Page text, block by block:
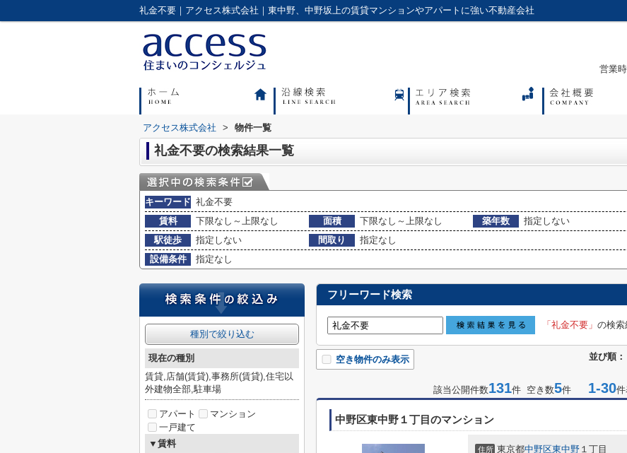
礼金不要｜アクセス株式会社｜東中野、中野坂上の賃貸マンションやアパートに強い不動産会社
営業
アクセス株式会社 > 物件一覧
礼金不要の検索結果一覧
キーワード 礼金不要
賃料
下限なし～上限なし 面積 下限なし～上限なし 築年数
指定しない
駅徒歩
指定しない 間取り
指定なし
設備条件
指定なし
フリーワード検索
「礼金不要」 の検索
並び順：
空き物件のみ表示
該当公開件数131件 空き数5件 1-30
中野区東中野１丁目のマンション
住所 東京都中野区東中野 １丁目
種別で絞り込む
現在の種別
賃貸,店舗(賃貸),事務所(賃貸),住宅以
外建物全部,駐車場
アパート
マンション
一戸建て
▼賃料